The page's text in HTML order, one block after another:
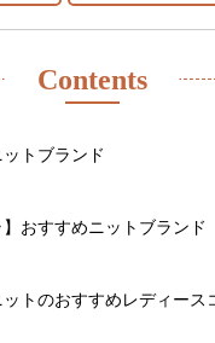
Contents
トブランド
】おすすめニットブランド
ットのおすすめレディース